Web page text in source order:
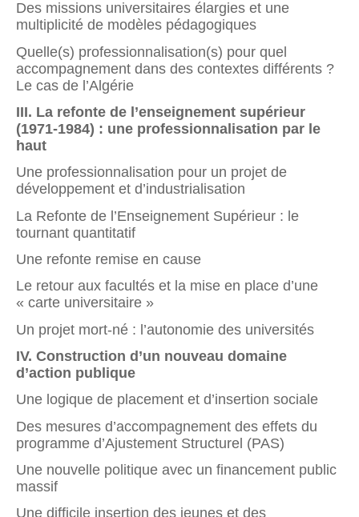
Des missions universitaires élargies et une
multiplicité de modèles pédagogiques
Quelle(s) professionnalisation(s) pour quel
accompagne­ment dans des contextes différents ?
Le cas de l’Algérie
III. La refonte de l’enseignement supérieur
(1971-1984) : une professionnalisation par le
haut
Une professionnalisation pour un projet de
développement et d’industrialisation
La Refonte de l’Enseignement Supérieur : le
tournant quantitatif
Une refonte remise en cause
Le retour aux facultés et la mise en place d’une
« carte universitaire »
Un projet mort-né : l’autonomie des universités
IV. Construction d’un nouveau domaine
d’action publique
Une logique de placement et d’insertion sociale
Des mesures d’accompagnement des effets du
programme d’Ajustement Structurel (PAS)
Une nouvelle politique avec un financement public
massif
Une difficile insertion des jeunes et des